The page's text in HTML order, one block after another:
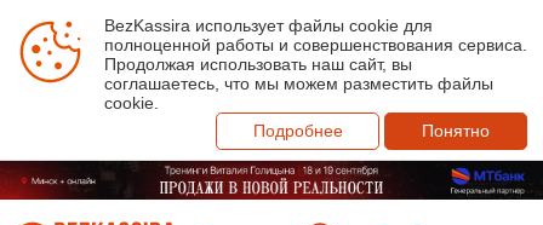
BezKassira использует файлы cookie для
полноценной работы и совершенствования сервиса.
Продолжая использовать наш сайт, вы
соглашаетесь, что мы можем разместить файлы
cookie.
Подробнее
Понятно